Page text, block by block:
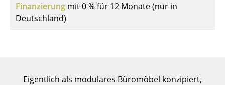
Servierwagen
Finanzierung mit 0 % für 12 Monate (nur in
Deutschland)
Eigentlich als modulares Büromöbel konzipiert,